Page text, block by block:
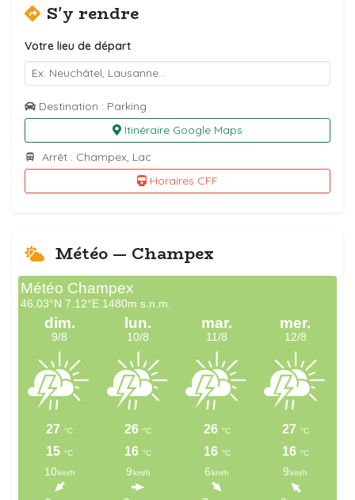
S'y rendre
Votre lieu de départ
Destination : Parking
Itinéraire Google Maps
Arrêt : Champex, Lac
Horaires CFF
Météo — Champex